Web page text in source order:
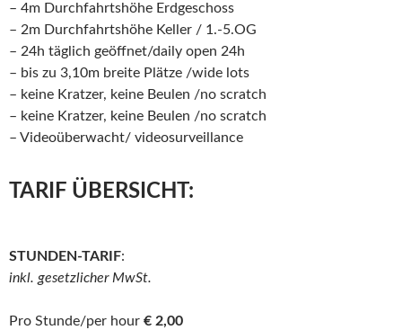
– 4m Durchfahrtshöhe Erdgeschoss
– 2m Durchfahrtshöhe Keller / 1.-5.OG
– 24h täglich geöffnet/daily open 24h
– bis zu 3,10m breite Plätze /wide lots
– keine Kratzer, keine Beulen /no scratch
– keine Kratzer, keine Beulen /no scratch
– Videoüberwacht/ videosurveillance
TARIF ÜBERSICHT:
STUNDEN-TARIF:
inkl. gesetzlicher MwSt.
Pro Stunde/per hour € 2,00